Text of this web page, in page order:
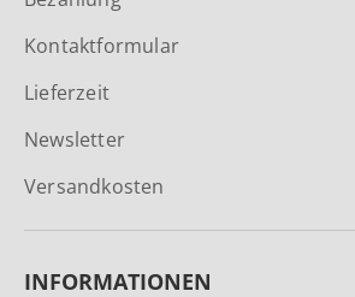
Kontaktformular
Lieferzeit
Newsletter
Versandkosten
INFORMATIONEN